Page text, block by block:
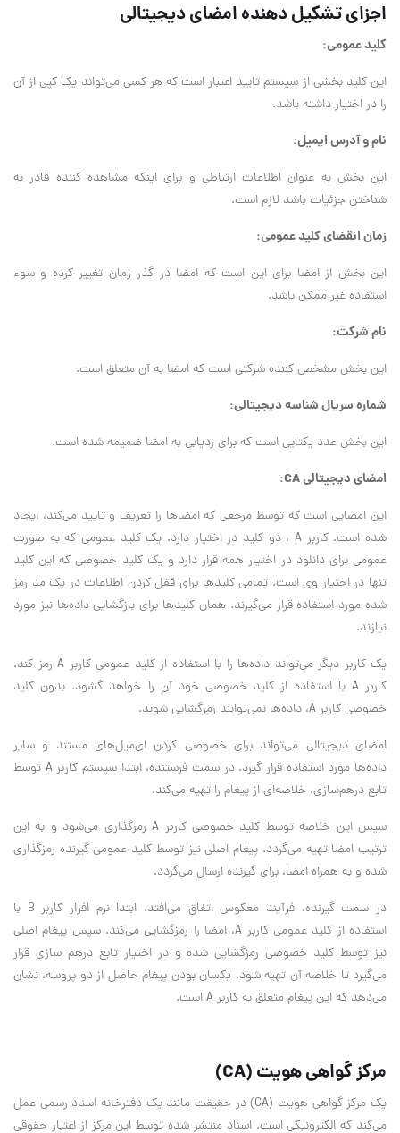
اجزای تشکیل دهنده امضای دیجیتالی
کلید عمومی:
این کلید بخشی از سیستم تایید اعتبار است که هر کسی می‌تواند یک کپی از آن
را در اختیار داشته باشد.
نام و آدرس ایمیل:
این بخش به عنوان اطلاعات ارتباطی و برای اینکه مشاهده کننده قادر به
شناختن جزئیات باشد لازم است.
زمان انقضای کلید عمومی:
این بخش از امضا برای این است که امضا در گذر زمان تغییر کرده و سوء
استفاده غیر ممکن باشد.
نام شرکت:
این بخش مشخص کننده شرکتی است که امضا به آن متعلق است.
شماره سریال شناسه دیجیتالی:
این بخش عدد یکتایی است که برای ردیابی به امضا ضمیمه شده است.
امضای دیجیتالی CA:
این امضایی است که توسط مرجعی که امضاها را تعریف و تایید می‌کند، ایجاد
شده است. کاربر A ، دو کلید در اختیار دارد. یک کلید عمومی که به صورت
عمومی برای دانلود در اختیار همه قرار دارد و یک کلید خصوصی که این کلید
تنها در اختیار وی است. تمامی کلیدها برای قفل کردن اطلاعات در یک مد رمز
شده مورد استفاده قرار می‌گیرند. همان کلیدها برای بازگشایی داده‌ها نیز مورد
نیازند.
یک کاربر دیگر می‌تواند داده‌ها را با استفاده از کلید عمومی کاربر A رمز کند.
کاربر A با استفاده از کلید خصوصی خود آن را خواهد گشود. بدون کلید
خصوصی کاربر A، داده‌ها نمی‌توانند رمزگشایی شوند.
امضای دیجیتالی می‌تواند برای خصوصی کردن ای‌میل‌های مستند و سایر
داده‌ها مورد استفاده قرار گیرد. در سمت فرستنده، ابتدا سیستم کاربر A توسط
تابع درهم‌سازی، خلاصه‌ای از پیغام را تهیه می‌کند.
سپس این خلاصه توسط کلید خصوصی کاربر A رمزگذاری می‌شود و به این
ترتیب امضا تهیه می‌گردد. پیغام اصلی نیز توسط کلید عمومی گیرنده رمزگذاری
شده و به همراه امضا، برای گیرنده ارسال می‌گردد.
در سمت گیرنده، فرآیند معکوس اتفاق می‌افتد. ابتدا نرم افزار کاربر B با
استفاده از کلید عمومی کاربر A، امضا را رمزگشایی می‌کند. سپس پیغام اصلی
نیز توسط کلید خصوصی رمزگشایی شده و در اختیار تابع درهم سازی قرار
می‌گیرد تا خلاصه آن تهیه شود. یکسان بودن پیغام حاصل از دو پروسه، نشان
می‌دهد که این پیغام متعلق به کاربر A است.
مرکز گواهی هویت (CA)
یک مرکز گواهی هویت (CA) در حقیقت مانند یک دفترخانه اسناد رسمی عمل
می‌کند که الکترونیکی است. اسناد منتشر شده توسط این مرکز از اعتبار حقوقی